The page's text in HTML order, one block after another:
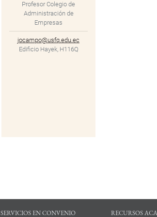
Profesor Colegio de
Administración de
Empresas
jocampo@usfq.edu.ec
Edificio Hayek, H116Q
SERVICIOS EN CONVENIO RECURSOS